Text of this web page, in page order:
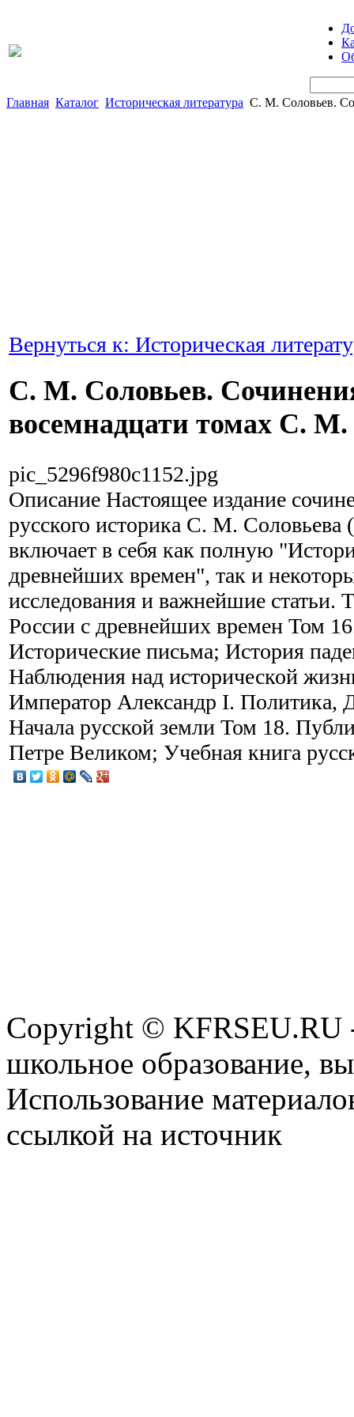
Главная Каталог Историческая литература С. М. Соловьев.
Вернуться к: Историческая
С. М. Соловьев.
восемнадцати томах С. М.
pic_5296f980c1152.jpg
Описание Настоящее издание
русского историка С. М. Соловьева
включает в себя как полную
древнейших времен", так и
исследования и важнейшие статьи.
России с древнейших времен Том
Исторические письма; История
Наблюдения над исторической
Император Александр I. Политика,
Начала русской земли Том 18.
Петре Великом; Учебная книга
Copyright © KFRSEU.RU
школьное образование,
Использование
ссылкой на источник